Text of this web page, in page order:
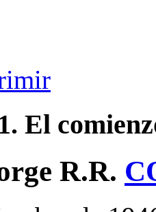
El
R.R.